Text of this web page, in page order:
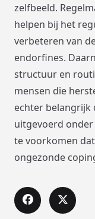
zelfbeeld.
helpen bij het
verbeteren van
endorfines.
structuur en
mensen die
echter
uitgevoerd
te voorkomen
ongezonde